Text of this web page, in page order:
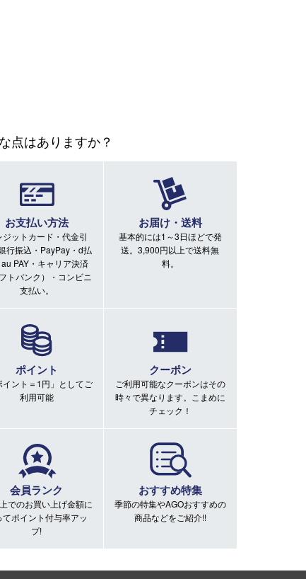
点はありますか？
お支払い方法
ジットカード・代金引
行振込・PayPay・d払
PAY・キャリア決済
フトバンク）・コンビニ
支払い。
お届け・送料
基本的には1～3日ほどで発
送。3,900円以上で送料無
料。
ポイント
イント＝1円」としてご
利用可能
クーポン
ご利用可能なクーポンはその
時々で異なります。こまめに
チェック！
会員ランク
でのお買い上げ金額に
てポイント付与率アッ
プ!
おすすめ特集
季節の特集やAGOおすすめの
商品などをご紹介!!